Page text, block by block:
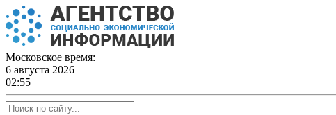
Skip
to
content
Московское время:
6 августа 2026
02:55